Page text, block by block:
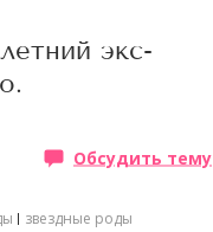
экс-
Обсудить тему
звездные роды